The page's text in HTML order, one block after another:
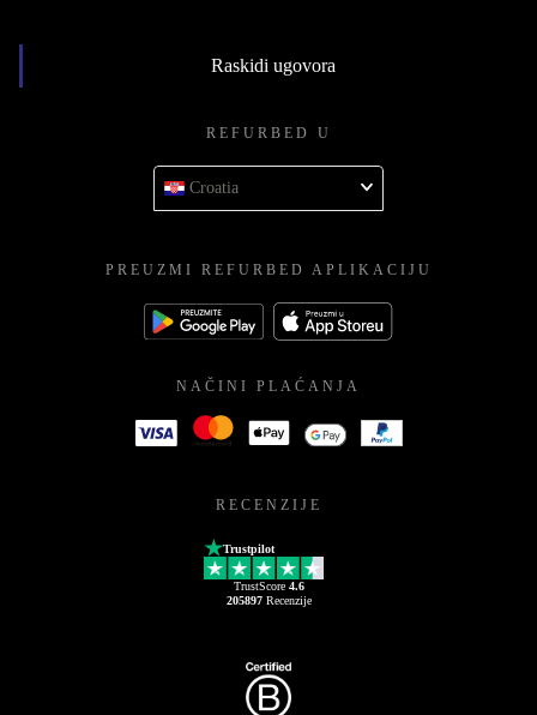
Raskidi ugovora
REFURBED U
Croatia
PREUZMI REFURBED APLIKACIJU
NAČINI PLAĆANJA
RECENZIJE
Trustpilot
TrustScore 4.6
205897Recenzije